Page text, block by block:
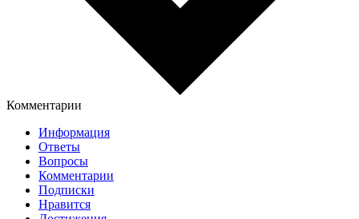
Комментарии
Информация
Ответы
Вопросы
Комментарии
Подписки
Нравится